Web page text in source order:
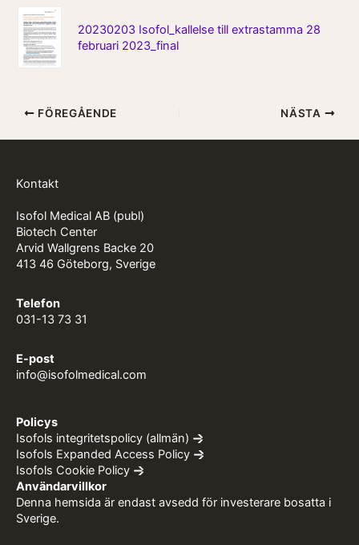
20230203 Isofol_kallelse till extrastamma 28
februari 2023_final
FÖREGÅENDE NÄSTA
Kontakt
Isofol Medical AB (publ)
Biotech Center
Arvid Wallgrens Backe 20
413 46 Göteborg, Sverige
Telefon
031-13 73 31
E-post
info@isofolmedical.com
Policys
Isofols integritetspolicy (allmän)
Isofols Expanded Access Policy
Isofols Cookie Policy
Användarvillkor
Denna hemsida är endast avsedd för investerare bosatta i
Sverige.